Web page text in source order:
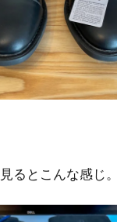
るとこんな感じ。